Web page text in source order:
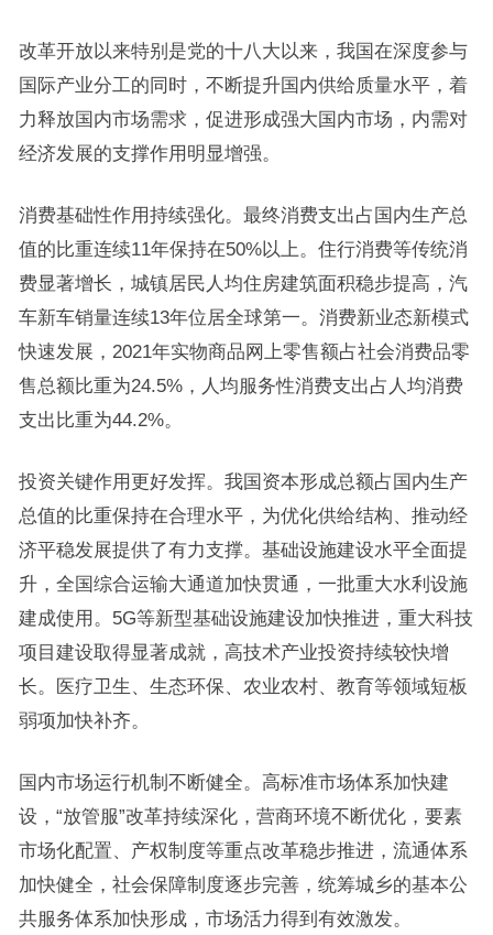
改革开放以来特别是党的十八大以来，我国在深度参与
国际产业分工的同时，不断提升国内供给质量水平，着
力释放国内市场需求，促进形成强大国内市场，内需对
经济发展的支撑作用明显增强。
消费基础性作用持续强化。最终消费支出占国内生产总
值的比重连续11年保持在50%以上。住行消费等传统消
费显著增长，城镇居民人均住房建筑面积稳步提高，汽
车新车销量连续13年位居全球第一。消费新业态新模式
快速发展，2021年实物商品网上零售额占社会消费品零
售总额比重为24.5%，人均服务性消费支出占人均消费
支出比重为44.2%。
投资关键作用更好发挥。我国资本形成总额占国内生产
总值的比重保持在合理水平，为优化供给结构、推动经
济平稳发展提供了有力支撑。基础设施建设水平全面提
升，全国综合运输大通道加快贯通，一批重大水利设施
建成使用。5G等新型基础设施建设加快推进，重大科技
项目建设取得显著成就，高技术产业投资持续较快增
长。医疗卫生、生态环保、农业农村、教育等领域短板
弱项加快补齐。
国内市场运行机制不断健全。高标准市场体系加快建
设，“放管服”改革持续深化，营商环境不断优化，要素
市场化配置、产权制度等重点改革稳步推进，流通体系
加快健全，社会保障制度逐步完善，统筹城乡的基本公
共服务体系加快形成，市场活力得到有效激发。